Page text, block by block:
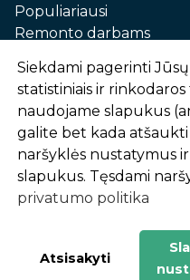
Populiariausi
Remonto darbams
Automobilių priežiūrai
Sodui ir daržui
Informacija
Apie mus
Prekių pirkimo –
Prekių pristatymas ir
-
1
2
%
n
u
o
l
a
i
d
Siekdami pagerinti
statistiniais ir
naudojame slapukus
galite bet kada
naršyklės nustatymus
slapukus. Tęsdami
privatumo politika
Atsisakyti